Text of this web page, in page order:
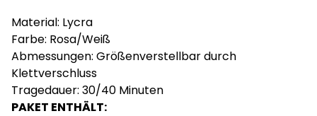
Material: Lycra
Farbe: Rosa/Weiß
Abmessungen: Größenverstellbar durch
Klettverschluss
Tragedauer: 30/40 Minuten
PAKET ENTHÄLT: